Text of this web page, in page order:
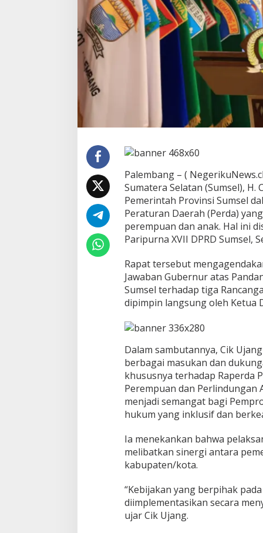
e
r
d
a
G
A
k
T
a
B
o
l
e
A
d
a
L
a
D
s
k
r
i
i
n
s
i
!
Palembang – (
Sumatera Selatan (Sumsel),
Pemerintah Provinsi Sumsel
Peraturan Daerah (Perda)
perempuan dan anak. Hal ini
Paripurna XVII DPRD Sumsel,
Rapat tersebut
Jawaban Gubernur atas
Sumsel terhadap tiga
dipimpin langsung oleh Ketua
Dalam sambutannya, Cik
berbagai masukan dan
khususnya terhadap Raperda
Perempuan dan
menjadi semangat bagi
hukum yang inklusif dan
Ia menekankan bahwa
melibatkan sinergi antara
kabupaten/kota.
“Kebijakan yang berpihak
diimplementasikan secara
ujar Cik Ujang.